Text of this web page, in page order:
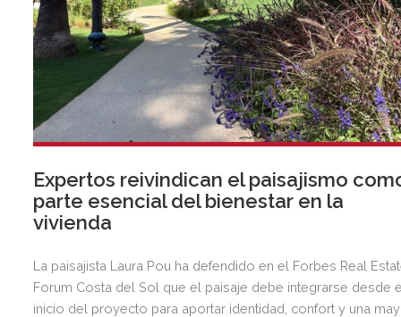
Expertos reivindican el paisajismo
parte esencial del bienestar en la
vivienda
La paisajista Laura Pou ha defendido en el Forbes Real
Forum Costa del Sol que el paisaje debe integrarse desde
inicio del proyecto para aportar identidad, confort y una